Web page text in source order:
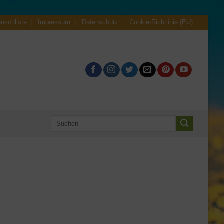
Impressum Datenschutz Cookie-Richtlinie (EU)
Suche